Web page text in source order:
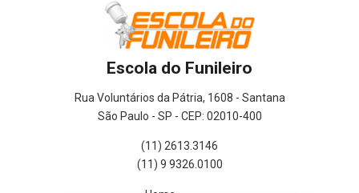
Escola do Funileiro
Rua Voluntários da Pátria, 1608 - Santana
São Paulo - SP - CEP: 02010-400
(11) 2613.3146
(11) 9 9326.0100